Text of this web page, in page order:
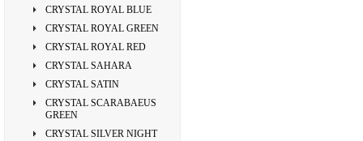
CRYSTAL ROYAL BLUE
CRYSTAL ROYAL GREEN
CRYSTAL ROYAL RED
CRYSTAL SAHARA
CRYSTAL SATIN
CRYSTAL SCARABAEUS
GREEN
CRYSTAL SILVER NIGHT